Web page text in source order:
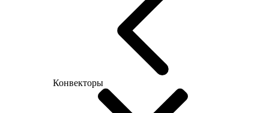
Конвекторы